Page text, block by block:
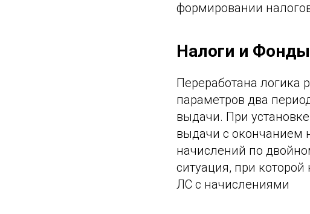
формировании
Налоги и Фонды
Переработана логика
параметров два
выдачи. При
выдачи с окончанием
начислений по
ситуация, при
ЛС с начислениями